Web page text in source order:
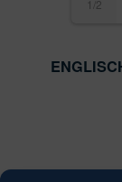
1/2